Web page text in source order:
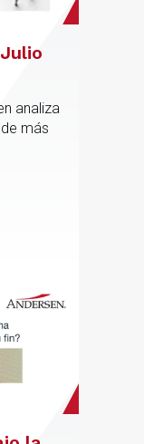
analiza
más